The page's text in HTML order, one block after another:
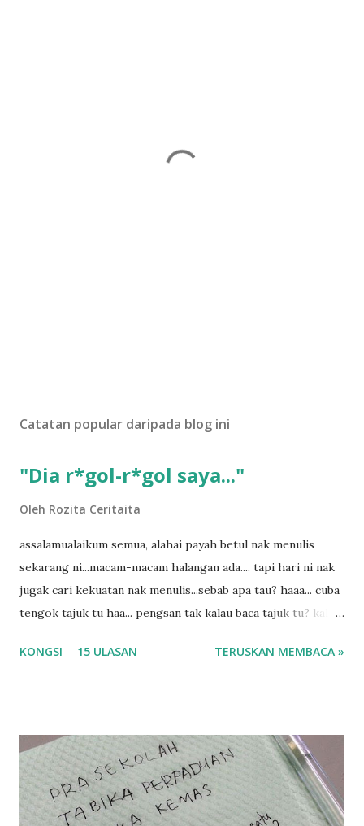
Catatan popular daripada blog ini
"Dia r*gol-r*gol saya..."
Oleh Rozita Ceritaita
assalamualaikum semua, alahai payah betul nak menulis
sekarang ni...macam-macam halangan ada.... tapi hari ni nak
jugak cari kekuatan nak menulis...sebab apa tau? haaa... cuba
tengok tajuk tu haa... pengsan tak kalau baca tajuk tu? kalau
tau? yang sebut tu anak aku....diulangi ANAK AKU ....adoiiii
balik keja aku ajak la shah singgah Giant beli barang
sikit...dalam perjalanan dari dalam kereta tu biasalah kan
kami memang akan pimpin anak-anak jalan sampai masuk
dalam... dan kebiasanya bagi anak 4 macam kami ni bahagi-
KONGSI 15 ULASAN TERUSKAN MEMBACA »